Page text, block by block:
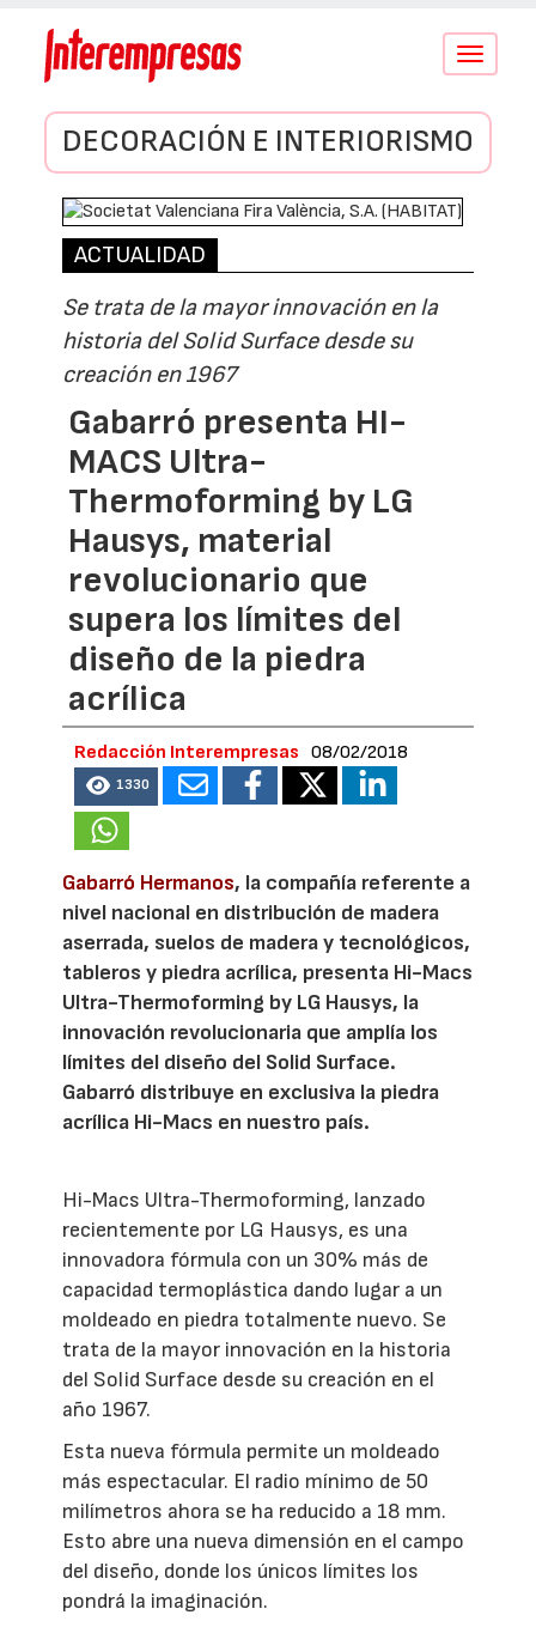
Conmutar
DECORACIÓN E INTERIORISMO
ACTUALIDAD
Se trata de la mayor innovación en la
historia del Solid Surface desde su
creación en 1967
Gabarró presenta HI-
MACS Ultra-
Thermoforming by LG
Hausys, material
revolucionario que
supera los límites del
diseño de la piedra
acrílica
Redacción Interempresas 08/02/2018
1330
Gabarró Hermanos, la compañía referente a
nivel nacional en distribución de madera
aserrada, suelos de madera y tecnológicos,
tableros y piedra acrílica, presenta Hi-Macs
Ultra-Thermoforming by LG Hausys, la
innovación revolucionaria que amplía los
límites del diseño del Solid Surface.
Gabarró distribuye en exclusiva la piedra
acrílica Hi-Macs en nuestro país.
Hi-Macs Ultra-Thermoforming, lanzado
recientemente por LG Hausys, es una
innovadora fórmula con un 30% más de
capacidad termoplástica dando lugar a un
moldeado en piedra totalmente nuevo. Se
trata de la mayor innovación en la historia
del Solid Surface desde su creación en el
año 1967.
Esta nueva fórmula permite un moldeado
más espectacular. El radio mínimo de 50
milímetros ahora se ha reducido a 18 mm.
Esto abre una nueva dimensión en el campo
del diseño, donde los únicos límites los
pondrá la imaginación.